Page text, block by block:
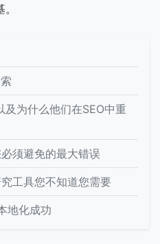
及为什么他们在SEO中重
须避免的最大错误
工具您不知道您需要
地化成功